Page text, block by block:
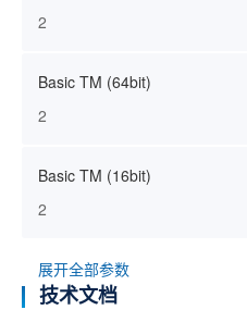
2
Basic TM (64bit)
2
Basic TM (16bit)
2
展开全部参数
技术文档